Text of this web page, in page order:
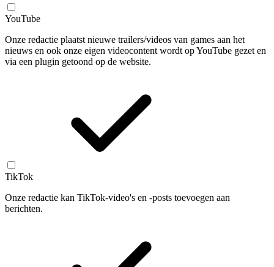
YouTube
Onze redactie plaatst nieuwe trailers/videos van games aan het
nieuws en ook onze eigen videocontent wordt op YouTube gezet en
via een plugin getoond op de website.
TikTok
Onze redactie kan TikTok-video's en -posts toevoegen aan
berichten.